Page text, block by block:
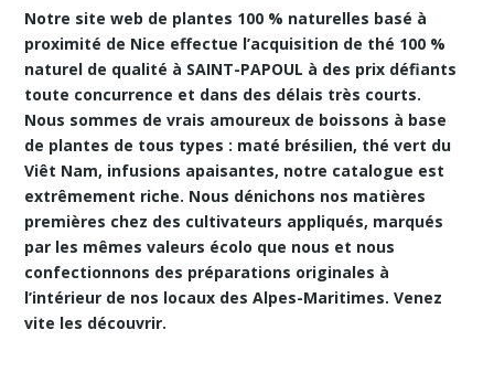
Notre site web de plantes 100 % naturelles basé à
proximité de Nice effectue l’acquisition de thé 100 %
naturel de qualité à SAINT-PAPOUL à des prix défiants
toute concurrence et dans des délais très courts.
Nous sommes de vrais amoureux de boissons à base
de plantes de tous types : maté brésilien, thé vert du
Viêt Nam, infusions apaisantes, notre catalogue est
extrêmement riche. Nous dénichons nos matières
premières chez des cultivateurs appliqués, marqués
par les mêmes valeurs écolo que nous et nous
confectionnons des préparations originales à
l’intérieur de nos locaux des Alpes-Maritimes. Venez
vite les découvrir.